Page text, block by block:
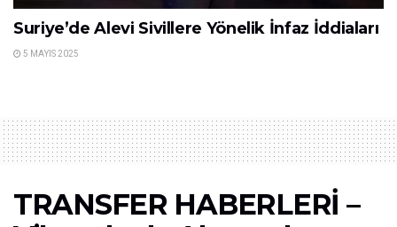
Suriye’de Alevi Sivillere Yönelik İnfaz İddiaları
5 MAYIS 2025
TRANSFER HABERLERİ –